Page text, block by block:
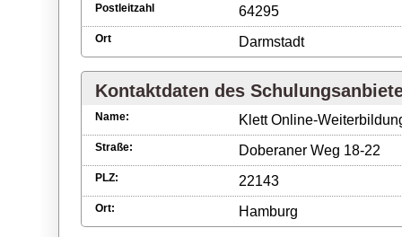
Postleitzahl 64295
Ort Darmstadt
Kontaktdaten des
Name: Klett Online-
Straße: Doberaner Weg 18-22
PLZ: 22143
Ort: Hamburg